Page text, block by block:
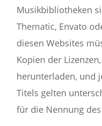
Musikbibliotheken
Thematic, Envato
diesen Websites
Kopien der
herunterladen, und
Titels gelten
für die Nennung